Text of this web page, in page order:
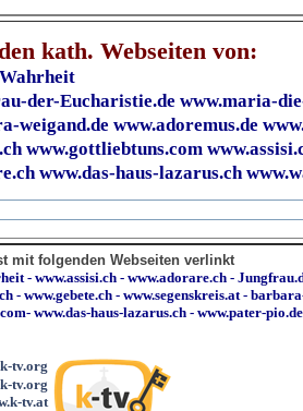
kath. Webseiten von:
der-Eucharistie.de www.maria-
weigand.de www.adoremus.de
www.gottliebtuns.com
www.das-haus-lazarus.ch
mit folgenden Webseiten verlinkt
- www.assisi.ch - www.adorare.ch -
- www.gebete.ch - www.segenskreis.at -
- www.das-haus-lazarus.ch - www.pater-pio.de
tv.org
tv.org
tv.at